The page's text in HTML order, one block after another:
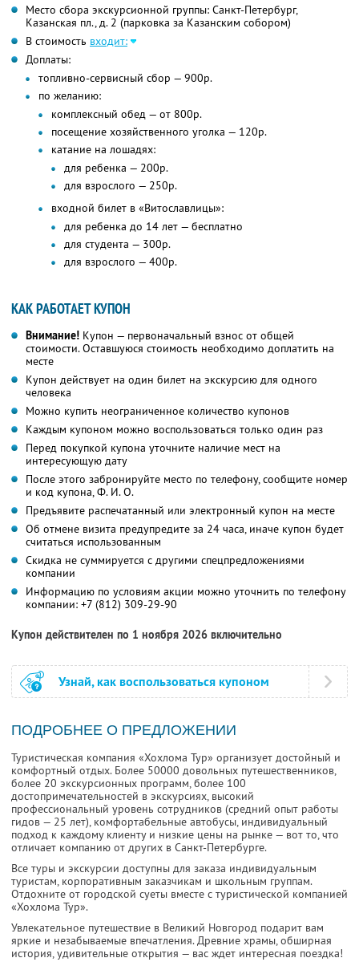
Место сбора экскурсионной группы: Санкт-Петербург,
Казанская пл., д. 2 (парковка за Казанским собором)
В стоимость входит:
Доплаты:
топливно-сервисный сбор — 900р.
по желанию:
комплексный обед — от 800р.
посещение хозяйственного уголка — 120р.
катание на лошадях:
для ребенка — 200р.
для взрослого — 250р.
входной билет в «Витославлицы»:
для ребенка до 14 лет — бесплатно
для студента — 300р.
для взрослого — 400р.
КАК РАБОТАЕТ КУПОН
Внимание! Купон — первоначальный взнос от общей
стоимости. Оставшуюся стоимость необходимо доплатить на
месте
Купон действует на один билет на экскурсию для одного
человека
Можно купить неограниченное количество купонов
Каждым купоном можно воспользоваться только один раз
Перед покупкой купона уточните наличие мест на
интересующую дату
После этого забронируйте место по телефону, сообщите номер
и код купона,Ф. И. О.
Предъявите распечатанный или электронный купон на месте
Об отмене визита предупредите за 24 часа, иначе купон будет
считаться использованным
Скидка не суммируется с другими спецпредложениями
компании
Информацию по условиям акции можно уточнить по телефону
компании: +7 (812) 309-29-90
Купон действителен по 1 ноября 2026 включительно
Узнай, как воспользоваться купоном
ПОДРОБНЕЕ О ПРЕДЛОЖЕНИИ
Туристическая компания «Хохлома Тур» организует достойный и
комфортный отдых. Более 50000 довольных путешественников,
более 20 экскурсионных программ, более 100
достопримечательностей в экскурсиях, высокий
профессиональный уровень сотрудников (средний опыт работы
гидов — 25 лет), комфортабельные автобусы, индивидуальный
подход к каждому клиенту и низкие цены на рынке — вот то, что
отличает компанию от других в Санкт-Петербурге.
Все туры и экскурсии доступны для заказа индивидуальным
туристам, корпоративным заказчикам и школьным группам.
Отдохните от городской суеты вместе с туристической компанией
«Хохлома Тур».
Увлекательное путешествие в Великий Новгород подарит вам
яркие и незабываемые впечатления. Древние храмы, обширная
история, удивительные открытия — вас ждет интересная поездка!